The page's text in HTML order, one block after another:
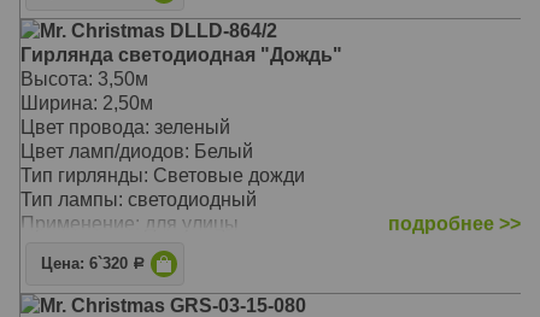
Mr. Christmas DLLD-864/2
Гирлянда светодиодная "Дождь"
Высота: 3,50м
Ширина: 2,50м
Цвет провода: зеленый
Цвет ламп/диодов: Белый
Тип гирлянды: Световые дожди
Тип лампы: светодиодный
Применение: для улицы
подробнее >>
Цена: 6`320 Р
Mr. Christmas GRS-03-15-080